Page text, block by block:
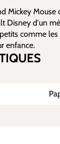
Mickey
Disney d'un
comme
enfance.